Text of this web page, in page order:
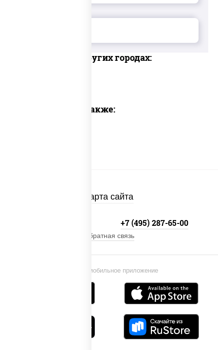
Доставка в других городах:
Предлагаем также:
Карта сайта
Установи мобильное приложение
+7 (495) 287-65-00
Обратная связь